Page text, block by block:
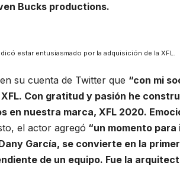
Bucks productions.
estar entusiasmado por la adquisición de la XFL.
su cuenta de Twitter que “con mi
Con gratitud y pasión he
en nuestra marca, XFL 2020.
el actor agregó “un momento
García, se convierte en la
de un equipo. Fue la